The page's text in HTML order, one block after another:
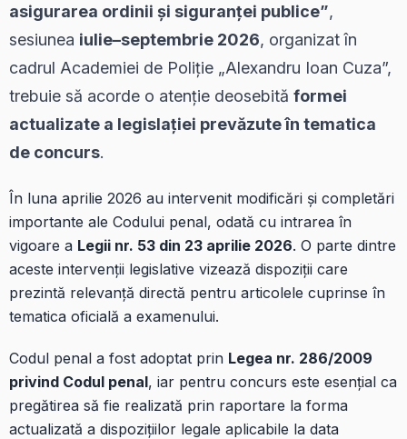
asigurarea ordinii și siguranței publice”,
sesiunea iulie–septembrie 2026, organizat în
cadrul Academiei de Poliție „Alexandru Ioan Cuza”,
trebuie să acorde o atenție deosebită formei
actualizate a legislației prevăzute în tematica
de concurs.
În luna aprilie 2026 au intervenit modificări și completări
importante ale Codului penal, odată cu intrarea în
vigoare a Legii nr. 53 din 23 aprilie 2026. O parte dintre
aceste intervenții legislative vizează dispoziții care
prezintă relevanță directă pentru articolele cuprinse în
tematica oficială a examenului.
Codul penal a fost adoptat prin Legea nr. 286/2009
privind Codul penal, iar pentru concurs este esențial ca
pregătirea să fie realizată prin raportare la forma
actualizată a dispozițiilor legale aplicabile la data